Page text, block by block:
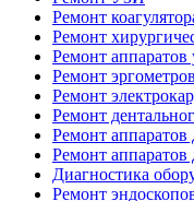
Ремонт
Ремонт
Ремонт аппаратов
Ремонт эргометров
Ремонт
Ремонт
Ремонт аппаратов
Ремонт
Диагностика
Ремонт